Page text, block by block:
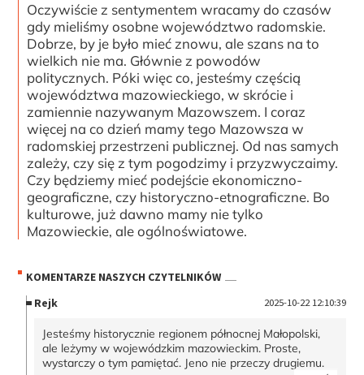
Oczywiście z sentymentem wracamy do czasów
gdy mieliśmy osobne województwo radomskie.
Dobrze, by je było mieć znowu, ale szans na to
wielkich nie ma. Głównie z powodów
politycznych. Póki więc co, jesteśmy częścią
województwa mazowieckiego, w skrócie i
zamiennie nazywanym Mazowszem. I coraz
więcej na co dzień mamy tego Mazowsza w
radomskiej przestrzeni publicznej. Od nas samych
zależy, czy się z tym pogodzimy i przyzwyczaimy.
Czy będziemy mieć podejście ekonomiczno-
geograficzne, czy historyczno-etnograficzne. Bo
kulturowe, już dawno mamy nie tylko
Mazowieckie, ale ogólnoświatowe.
KOMENTARZE NASZYCH CZYTELNIKÓW
Rejk
2025-10-22 12:10:39
Jesteśmy historycznie regionem północnej Małopolski,
ale leżymy w wojewódzkim mazowieckim. Proste,
wystarczy o tym pamiętać. Jeno nie przeczy drugiemu.